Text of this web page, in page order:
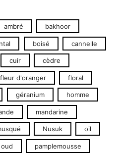
ambré bakhoor
boisé cannelle
cuir cèdre
fleur d'oranger floral
géranium homme
mandarine
Nusuk oil
oud pamplemousse